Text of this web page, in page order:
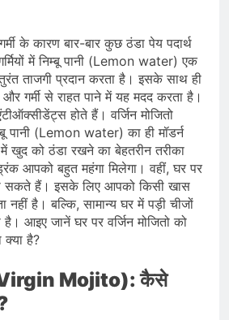
नरेंद्र मोदी ने भोगापुरम
हवाई अड्डे का उद्घाटन किया,
में ₹18,000 करोड़ की विकास
की शुरुआत
2, 2026
ने विस्तारित Khelo India
को मंजूरी दी, खेल ढाँचे को मजबूत
लिए ₹36,441 करोड़ का बड़ा
1, 2026
के कारण बार-बार कुछ ठंडा पेय पदार्थ
में निम्बू पानी (Lemon water) एक
ताजगी प्रदान करता है। इसके साथ ही
गर्मी से राहत पाने में यह मदद करता है।
होते हैं। वर्जिन मोजितो
(Lemon water) का ही मॉडर्न
में खुद को ठंडा रखने का बेहतरीन तरीका
आपको बहुत महंगा मिलेगा। वहीं, घर पर
सकते हैं। इसके लिए आपको किसी खास
नहीं है। बल्कि, सामान्य घर में पड़ी चीजों
आइए जानें घर पर वर्जिन मोजितो को
क्या है?
(Virgin Mojito): कैसे